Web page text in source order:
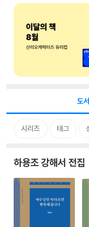
도
시리즈 태그
하용조 강해서 전집